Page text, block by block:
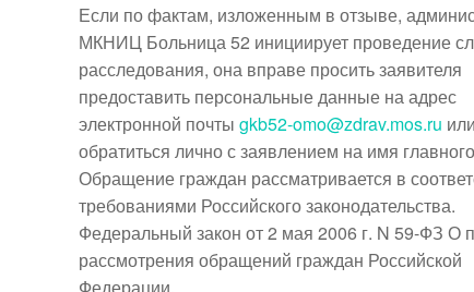
Если по фактам, изложенным в отзыве,
МКНИЦ Больница 52 инициирует проведение
расследования, она вправе просить заявителя
предоставить персональные данные на адрес
электронной почты gkb52-omo@zdrav.mos.ru или
обратиться лично с заявлением на имя
Обращение граждан рассматривается в
требованиями Российского законодательства.
Федеральный закон от 2 мая 2006 г. N 59-ФЗ О
рассмотрения обращений граждан Российской
Федерации.